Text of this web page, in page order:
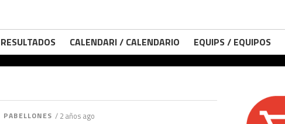
CALENDARI / CALENDARIO EQUIPS / EQUIPOS
PABELLONES / 2 años ago